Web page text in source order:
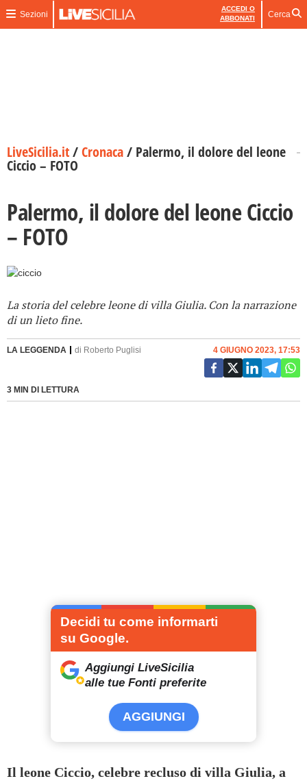
Sezioni
ACCEDI O
ABBONATI
Cerca
LiveSicilia.it/Cronaca/ Palermo, il dolore del leone
Ciccio – FOTO
Palermo, il dolore del leone Ciccio
– FOTO
La storia del celebre leone di villa Giulia. Con la narrazione
di un lieto fine.
LA LEGGENDA di Roberto Puglisi
3 MIN DI LETTURA
4 GIUGNO 2023, 17:53
Decidi tu come informarti
su Google.
Aggiungi LiveSicilia
alle tue Fonti preferite
AGGIUNGI
Il leone Ciccio, celebre recluso di villa Giulia, a